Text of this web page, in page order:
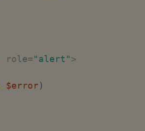
role="alert">
$error)